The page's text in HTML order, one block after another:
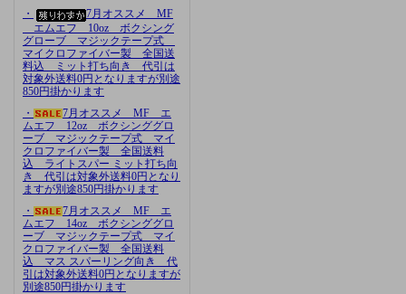
・
7月オススメ MF
エムエフ 10oz ボクシング
グローブ マジックテープ式
マイクロファイバー製 全国送
料込 ミット打ち向き 代引は
対象外送料0円となりますが別途
850円掛かります
・
7月オススメ MF エ
ムエフ 12oz ボクシンググロ
ーブ マジックテープ式 マイ
クロファイバー製 全国送料
込 ライトスパー ミット打ち向
き 代引は対象外送料0円となり
ますが別途850円掛かります
・
7月オススメ MF エ
ムエフ 14oz ボクシンググロ
ーブ マジックテープ式 マイ
クロファイバー製 全国送料
込 マス スパーリング向き 代
引は対象外送料0円となりますが
別途850円掛かります